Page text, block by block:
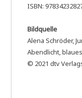
ISBN:
Bildquelle
Alena Schröder,
Abendlicht,
© 2021 dtv